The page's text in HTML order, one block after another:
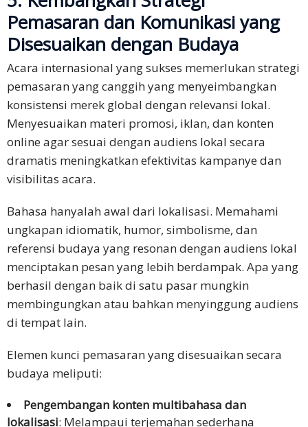
Pemasaran dan Komunikasi yang
Disesuaikan dengan Budaya
Acara internasional yang sukses memerlukan strategi
pemasaran yang canggih yang menyeimbangkan
konsistensi merek global dengan relevansi lokal.
Menyesuaikan materi promosi, iklan, dan konten
online agar sesuai dengan audiens lokal secara
dramatis meningkatkan efektivitas kampanye dan
visibilitas acara.
Bahasa hanyalah awal dari lokalisasi. Memahami
ungkapan idiomatik, humor, simbolisme, dan
referensi budaya yang resonan dengan audiens lokal
menciptakan pesan yang lebih berdampak. Apa yang
berhasil dengan baik di satu pasar mungkin
membingungkan atau bahkan menyinggung audiens
di tempat lain.
Elemen kunci pemasaran yang disesuaikan secara
budaya meliputi:
Pengembangan konten multibahasa dan
lokalisasi: Melampaui terjemahan sederhana